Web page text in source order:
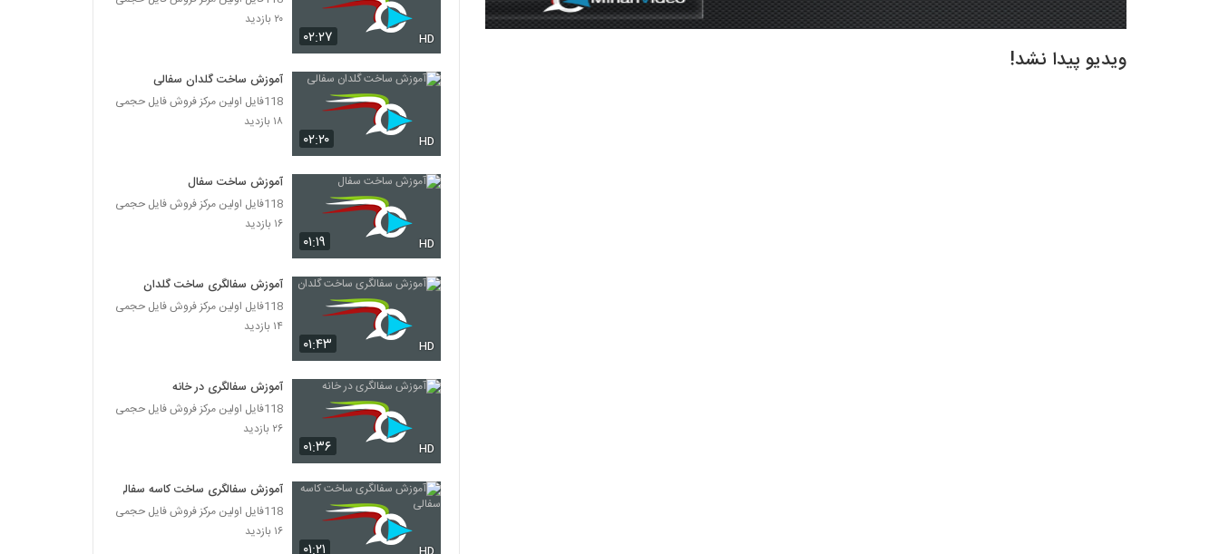
ویدیو پیدا نشد!
۰۲:۲۷ HD
۲۰ بازدید
۰۲:۲۰ HD
آموزش ساخت گلدان سفالی
118فایل اولین مرکز فروش فایل حجمی
۱۸ بازدید
۰۱:۱۹ HD
آموزش ساخت سفال
118فایل اولین مرکز فروش فایل حجمی
۱۶ بازدید
۰۱:۴۳ HD
آموزش سفالگری ساخت گلدان
118فایل اولین مرکز فروش فایل حجمی
۱۴ بازدید
۰۱:۳۶ HD
آموزش سفالگری در خانه
118فایل اولین مرکز فروش فایل حجمی
۲۶ بازدید
آموزش سفالگری ساخت کاسه سفالی
118فایل اولین مرکز فروش فایل حجمی
۱۶ بازدید